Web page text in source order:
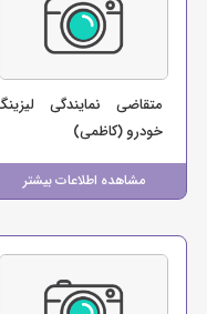
مشاهده اطلاعات بیشتر
متقاضی نمایندگی
خودرو (کاظمی)